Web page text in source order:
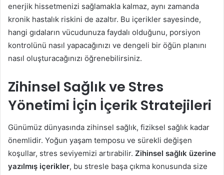
enerjik hissetmenizi sağlamakla kalmaz, aynı zamanda
kronik hastalık riskini de azaltır. Bu içerikler sayesinde,
hangi gıdaların vücudunuza faydalı olduğunu, porsiyon
kontrolünü nasıl yapacağınızı ve dengeli bir öğün planını
nasıl oluşturacağınızı öğrenebilirsiniz.
Zihinsel Sağlık ve Stres
Yönetimi İçin İçerik Stratejileri
Günümüz dünyasında zihinsel sağlık, fiziksel sağlık kadar
önemlidir. Yoğun yaşam temposu ve sürekli değişen
koşullar, stres seviyemizi artırabilir. Zihinsel sağlık üzerine
yazılmış içerikler, bu stresle başa çıkma konusunda size